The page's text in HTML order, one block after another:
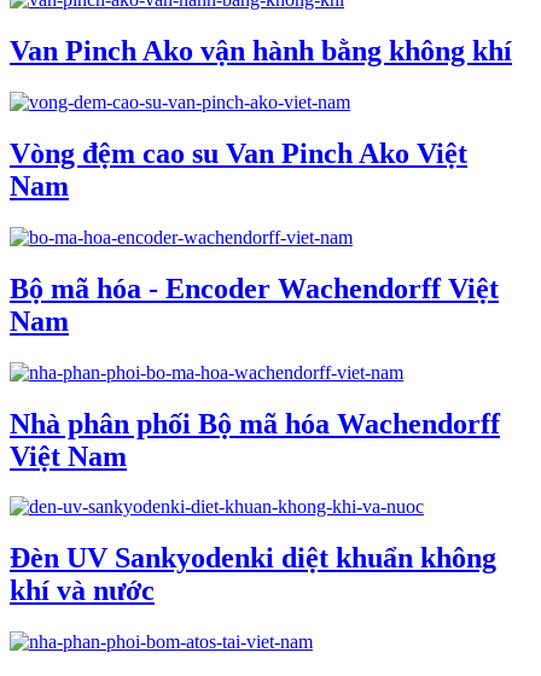
Van Pinch Ako vận hành bằng không khí
Vòng đệm cao su Van Pinch Ako Việt
Nam
Bộ mã hóa - Encoder Wachendorff Việt
Nam
Nhà phân phối Bộ mã hóa Wachendorff
Việt Nam
Đèn UV Sankyodenki diệt khuẩn không
khí và nước